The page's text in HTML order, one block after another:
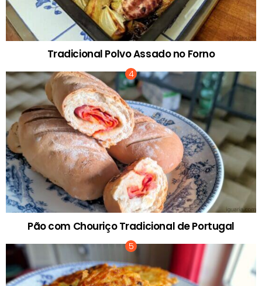
Tradicional Polvo Assado no Forno
Pão com Chouriço Tradicional de Portugal